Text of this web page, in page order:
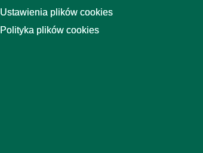
Ustawienia plików cookies
Polityka plików cookies